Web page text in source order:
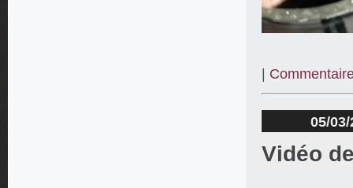
|
05/03/
Vidéo